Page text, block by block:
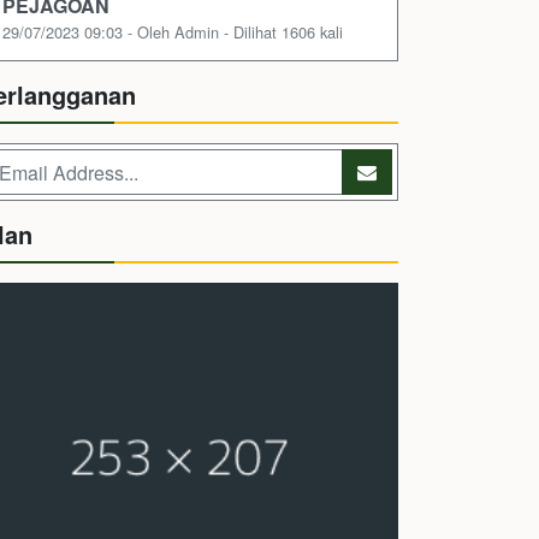
PEJAGOAN
29/07/2023 09:03 - Oleh Admin - Dilihat 1606 kali